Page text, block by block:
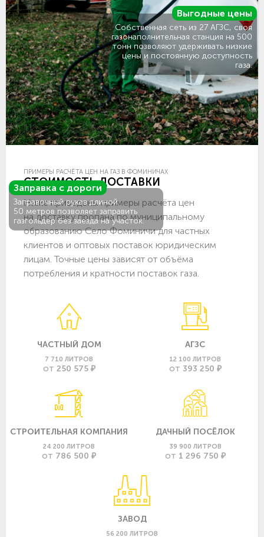
Заправка с дороги
Заправочный рукав длиной
50 метров позволяет заправить
газгольдер без заезда на участок.
Выгодные цены
Собственная сеть из 27 АГЗС, своя
газонаполнительная станция на 500
тонн позволяют удерживать низкие
цены и постоянную доступность
газа.
ПРИМЕРЫ РАСЧЁТА ЦЕН НА ГАЗ В ФОМИНИЧАХ
СТОИМОСТЬ ДОСТАВКИ
Ниже приведены примеры расчёта цен
на доставку пропана по муниципальному
образованию Село Фоминичи для частных
клиентов и оптовых поставок юридическим
лицам. Точные цены зависят от объёма
потребления и кратности поставок газа.
ЧАСТНЫЙ ДОМ
7 710 ЛИТРОВ
ОТ 250 575 ₽
АГЗС
12 100 ЛИТРОВ
ОТ 393 250 ₽
СТРОИТЕЛЬНАЯ КОМПАНИЯ
24 200 ЛИТРОВ
ОТ 786 500 ₽
ДАЧНЫЙ ПОСЁЛОК
39 900 ЛИТРОВ
ОТ 1 296 750 ₽
ЗАВОД
56 200 ЛИТРОВ